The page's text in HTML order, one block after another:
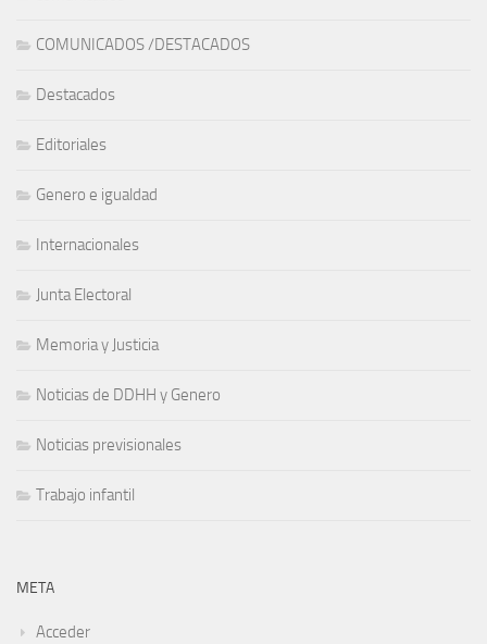
COMUNICADOS /DESTACADOS
Destacados
Editoriales
Genero e igualdad
Internacionales
Junta Electoral
Memoria y Justicia
Noticias de DDHH y Genero
Noticias previsionales
Trabajo infantil
META
Acceder